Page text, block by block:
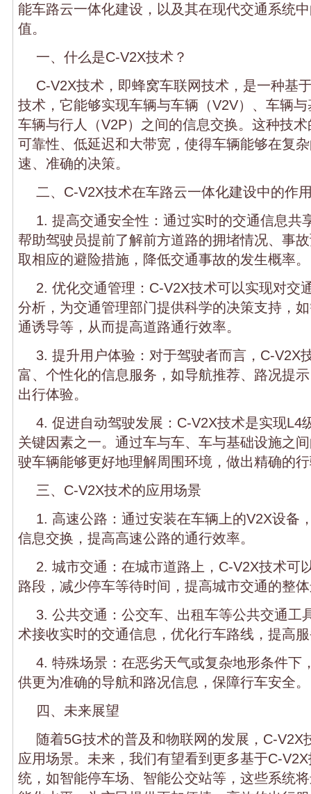
能车路云一体化建设，以及其在现代交通系统
值。
一、什么是C-V2X技术？
C-V2X技术，即蜂窝车联网技术，是一种基
技术，它能够实现车辆与车辆（V2V）、车辆
车辆与行人（V2P）之间的信息交换。这种技
可靠性、低延迟和大带宽，使得车辆能够在复
速、准确的决策。
二、C-V2X技术在车路云一体化建设中的作
1. 提高交通安全性：通过实时的交通信息共
帮助驾驶员提前了解前方道路的拥堵情况、事
取相应的避险措施，降低交通事故的发生概率。
2. 优化交通管理：C-V2X技术可以实现对交
分析，为交通管理部门提供科学的决策支持，
通诱导等，从而提高道路通行效率。
3. 提升用户体验：对于驾驶者而言，C-V2X
富、个性化的信息服务，如导航推荐、路况提
出行体验。
4. 促进自动驾驶发展：C-V2X技术是实现L4
关键因素之一。通过车与车、车与基础设施之
驶车辆能够更好地理解周围环境，做出精确的
三、C-V2X技术的应用场景
1. 高速公路：通过安装在车辆上的V2X设备
信息交换，提高高速公路的通行效率。
2. 城市交通：在城市道路上，C-V2X技术可
路段，减少停车等待时间，提高城市交通的整
3. 公共交通：公交车、出租车等公共交通工
术接收实时的交通信息，优化行车路线，提高
4. 特殊场景：在恶劣天气或复杂地形条件下
供更为准确的导航和路况信息，保障行车安全。
四、未来展望
随着5G技术的普及和物联网的发展，C-V2X
应用场景。未来，我们有望看到更多基于C-
统，如智能停车场、智能公交站等，这些系统